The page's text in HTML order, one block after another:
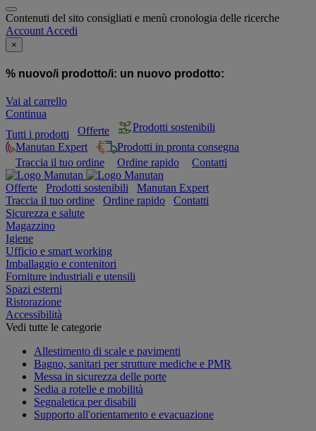
Contenuti del sito consigliati e menù cronologia delle ricerche
Account Accedi
×
% nuovo/i prodotto/i: un nuovo prodotto:
Vai al carrello
Continua
Tutti i prodotti
Offerte
Prodotti sostenibili
Manutan Expert
Prodotti in pronta consegna
Traccia il tuo ordine
Ordine rapido Contatti
Offerte Prodotti sostenibili
Manutan Expert
Traccia il tuo ordine
Ordine rapido
Contatti
Sicurezza e salute
Magazzino
Igiene
Ufficio e smart working
Imballaggio e contenitori
Forniture industriali e utensili
Spazi esterni
Ristorazione
Accessibilità
Vedi tutte le categorie
Allestimento di scale e pavimenti
Bagno, sanitari per strutture mediche e PMR
Messa in sicurezza delle porte
Sedia a rotelle e mobilità
Segnaletica per disabili
Supporto all'orientamento e evacuazione